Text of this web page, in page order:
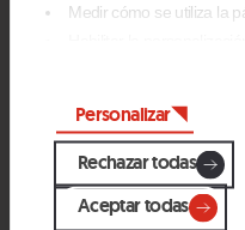
Medir cómo se utiliza la
cookies. Si prefieres
'Configurar'.
Aceptar todas
Personalizar
Rechazar todas
Nivel 3